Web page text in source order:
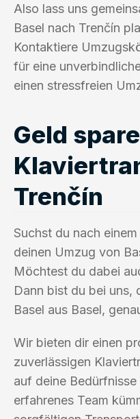
Also lass uns
Basel nach Trenčín
Kontaktiere
für eine
einen stressfreien
Geld
Trenčín
Suchst du nach
deinen Umzug von
Möchtest du dabei
Dann bist du bei uns,
Basel aus Basel,
Wir bieten dir einen
zuverlässigen
auf deine
erfahrenes Team